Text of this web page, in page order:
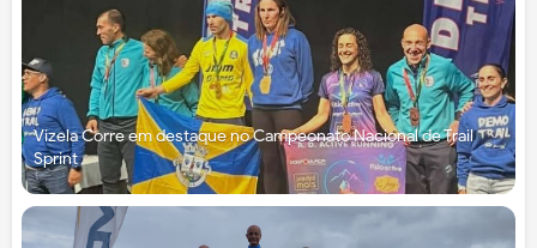
Vizela Corre em destaque no Campeonato Nacional de Trail
Sprint